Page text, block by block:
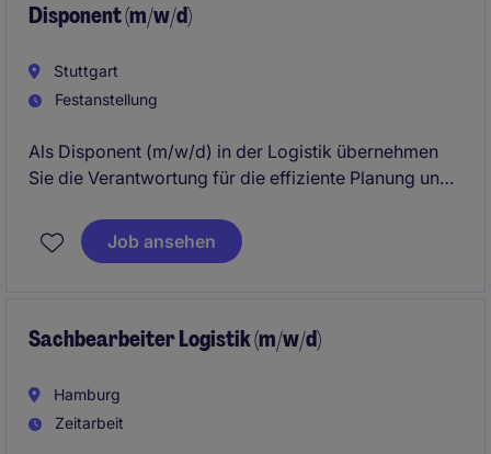
Disponent (m/w/d)
Stuttgart
Festanstellung
Als Disponent (m/w/d) in der Logistik übernehmen
Sie die Verantwortung für die effiziente Planung und
Organisationstalent sorgen Sie für einen
reibungslosen Ablauf innerhalb der gesamten
Job ansehen
Sachbearbeiter Logistik (m/w/d)
Hamburg
Zeitarbeit